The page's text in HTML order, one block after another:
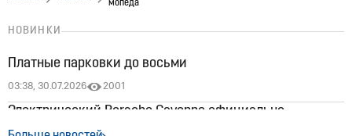
мопеда
НОВИНКИ
Платные парковки до восьми
03:38, 30.07.2026 2001
Электрический Porsche Cayenne официально
появился в Казахстане: цены стартуют от 60 млн